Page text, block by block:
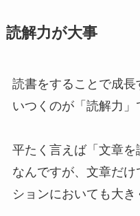
読解力が大事
読書をすることで成
いつくのが「読解力」
平たく言えば「文章を
なんですが、文章だ
ションにおいても大き